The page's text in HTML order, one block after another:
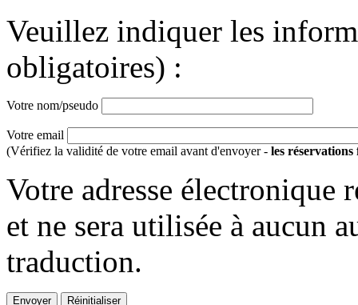
Veuillez indiquer les
obligatoires) :
Votre nom/pseudo
Votre email
(Vérifiez la validité de votre email avant d'envoyer - les réservations
Votre adresse électronique
et ne sera utilisée à aucun
traduction.